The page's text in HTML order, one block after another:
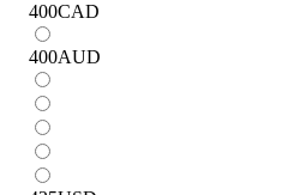
400CAD
400AUD